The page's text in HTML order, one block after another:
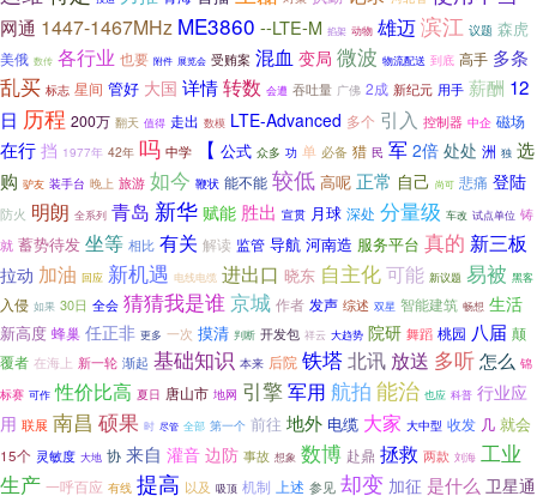
网通 1447-1467MHz ME3860 --LTE-M 掐架 动物 雄迈滨江 议题 森虎
美俄 数传 各行业 也要 附件 展览会 受贿案 混血 变局 微波 物流配送 到底 高手 多条
乱买 标志 星间 管好 大国 详情转数 会遭 吞吐量 广佛 2成 新纪元 用手 薪酬 12
日 历程 200万 翻天 值得 走出 数模 LTE-Advanced 多个 引入 控制器 中企 磁场
在行 挡 1977年 42年 吗 中学 【 公式 众多 功 单 必备 猎 民 军 2倍 处处 洲 独 选
购 驴友 装手台 晚上 旅游 如今 鞭状 能不能 较低 高呢 正常 自己 尚可 悲痛 登陆
防火 明朗 全系列 青岛 新华 赋能 胜出 宣贯 月球 深处 分量级 车改 试点单位 铸
就 蓄势待发 坐等 相比 有关 解读 监管 导航 河南造 服务平台 真的 新三板
拉动 加油 回应 新机遇 电线电缆 进出口 晓东 自主化可能 新议题 易被 黑客
入侵 如果 30日 全会 猜猜我是谁 京城 作者 发声 综述 双星 智能建筑 畅想 生活
新高度 蜂巢 任正非 更多 一次 摸清 判断 开发包 祥云 大趋势 院研 舞蹈 桃园 八届 颠
覆者 在海上 新一轮 渐起 基础知识 本来 后院 铁塔北讯 放送 多听怎么 锦
标赛 可作 性价比高 夏日 唐山市 地网 引擎军用 航拍 能治 也应 科普 行业应
用 联展 南昌 硕果 时 尽管 全部 第一个 前往 地外 电缆 大家 大中型 收发 几 就会
15个 灵敏度 大地 协 来自 灌音 边防 事故 想象 数博 赴鼎 拯救 两款 刘海 工业
生产 一呼百应 有线 提高 以及 吸顶 机制 上述 参见 却变 加征 是什么 卫星通